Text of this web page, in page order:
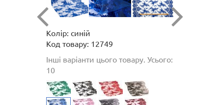
Колір: синій
Код товару: 12749
Інші варіанти цього товару. Усього:
10